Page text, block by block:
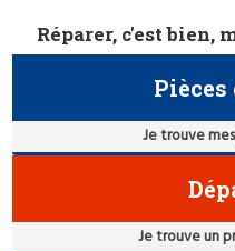
Réparer, c'est bien,
Pièces
Je trouve
Je trouve un